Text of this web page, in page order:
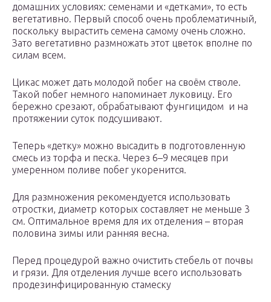
домашних условиях: семенами и «детками», то есть
вегетативно. Первый способ очень проблематичный,
поскольку вырастить семена самому очень сложно.
Зато вегетативно размножать этот цветок вполне по
силам всем.
Цикас может дать молодой побег на своём стволе.
Такой побег немного напоминает луковицу. Его
бережно срезают, обрабатывают фунгицидом и на
протяжении суток подсушивают.
Теперь «детку» можно высадить в подготовленную
смесь из торфа и песка. Через 6–9 месяцев при
умеренном поливе побег укоренится.
Для размножения рекомендуется использовать
отростки, диаметр которых составляет не меньше 3
см. Оптимальное время для их отделения – вторая
половина зимы или ранняя весна.
Перед процедурой важно очистить стебель от почвы
и грязи. Для отделения лучше всего использовать
продезинфицированную стамеску